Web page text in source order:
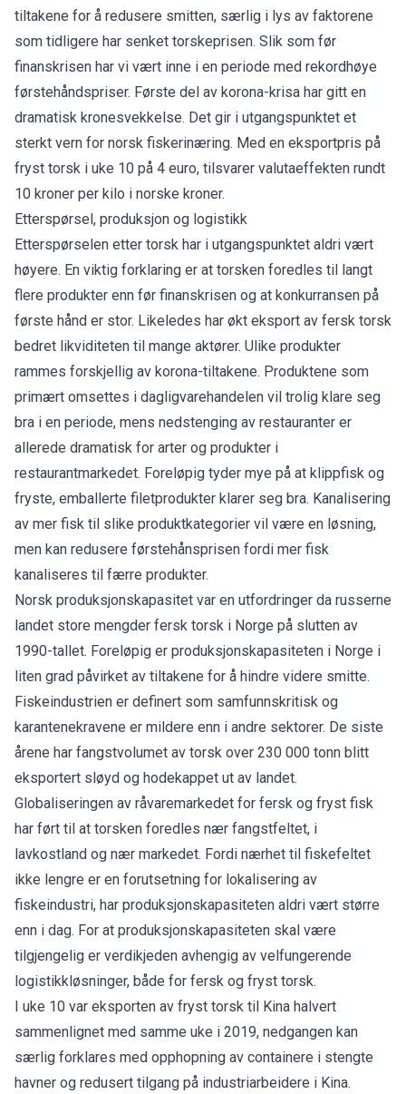
tiltakene for å redusere smitten, særlig i lys av faktorene
som tidligere har senket torskeprisen. Slik som før
finanskrisen har vi vært inne i en periode med rekordhøye
førstehåndspriser. Første del av korona-krisa har gitt en
dramatisk kronesvekkelse. Det gir i utgangspunktet et
sterkt vern for norsk fiskerinæring. Med en eksportpris på
fryst torsk i uke 10 på 4 euro, tilsvarer valutaeffekten rundt
10 kroner per kilo i norske kroner.
Etterspørsel, produksjon og logistikk
Etterspørselen etter torsk har i utgangspunktet aldri vært
høyere. En viktig forklaring er at torsken foredles til langt
flere produkter enn før finanskrisen og at konkurransen på
første hånd er stor. Likeledes har økt eksport av fersk torsk
bedret likviditeten til mange aktører. Ulike produkter
rammes forskjellig av korona-tiltakene. Produktene som
primært omsettes i dagligvarehandelen vil trolig klare seg
bra i en periode, mens nedstenging av restauranter er
allerede dramatisk for arter og produkter i
restaurantmarkedet. Foreløpig tyder mye på at klippfisk og
fryste, emballerte filetprodukter klarer seg bra. Kanalisering
av mer fisk til slike produktkategorier vil være en løsning,
men kan redusere førstehånsprisen fordi mer fisk
kanaliseres til færre produkter.
Norsk produksjonskapasitet var en utfordringer da russerne
landet store mengder fersk torsk i Norge på slutten av
1990-tallet. Foreløpig er produksjonskapasiteten i Norge i
liten grad påvirket av tiltakene for å hindre videre smitte.
Fiskeindustrien er definert som samfunnskritisk og
karantenekravene er mildere enn i andre sektorer. De siste
årene har fangstvolumet av torsk over 230 000 tonn blitt
eksportert sløyd og hodekappet ut av landet.
Globaliseringen av råvaremarkedet for fersk og fryst fisk
har ført til at torsken foredles nær fangstfeltet, i
lavkostland og nær markedet. Fordi nærhet til fiskefeltet
ikke lengre er en forutsetning for lokalisering av
fiskeindustri, har produksjonskapasiteten aldri vært større
enn i dag. For at produksjonskapasiteten skal være
tilgjengelig er verdikjeden avhengig av velfungerende
logistikkløsninger, både for fersk og fryst torsk.
I uke 10 var eksporten av fryst torsk til Kina halvert
sammenlignet med samme uke i 2019, nedgangen kan
særlig forklares med opphopning av containere i stengte
havner og redusert tilgang på industriarbeidere i Kina.